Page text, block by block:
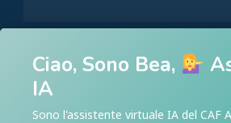
HOME
CHI SIAMO
Ciao, Sono Bea,
IA
Sono l'assistente virtuale IA del CAF